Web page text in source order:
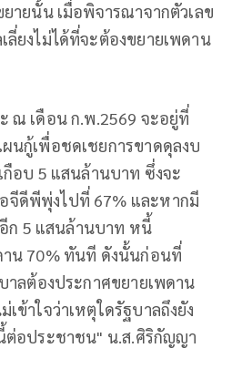
ยายนั้น เมื่อพิจารณาจากตัวเลข
ลี่ยงไม่ได้ที่จะต้องขยายเพดาน
ณ เดือน ก.พ.2569 จะอยู่ที่
นกู้เพื่อชดเชยการขาดดุลงบ
อบ 5 แสนล้านบาท ซึ่งจะ
จีดีพีพุ่งไปที่ 67% และหากมี
ก 5 แสนล้านบาท หนี้
น 70% ทันที ดังนั้นก่อนที่
าลต้องประกาศขยายเพดาน
ข้าใจว่าเหตุใดรัฐบาลถึงยัง
ต่อประชาชน" น.ส.ศิริกัญญา